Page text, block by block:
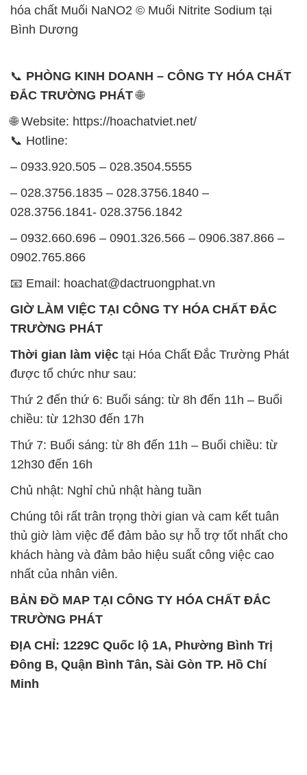
ĐẮC TRƯỜNG PHÁT 🌐
🌐 Website: https://hoachatviet.net/
– 0933.920.505 – 028.3504.5555
028.3756.1841- 028.3756.1842
0902.765.866
📧 Email: hoachat@dactruongphat.vn
TRƯỜNG PHÁT
được tổ chức như sau:
Thứ 2 đến thứ 6: Buổi sáng: từ 8h đến 11h – Buổi
chiều: từ 12h30 đến 17h
Thứ 7: Buổi sáng: từ 8h đến 11h – Buổi chiều: từ
12h30 đến 16h
Chủ nhật: Nghỉ chủ nhật hàng tuần
thủ giờ làm việc để đảm bảo sự hỗ trợ tốt nhất cho
khách hàng và đảm bảo hiệu suất công việc cao
nhất của nhân viên.
BẢN ĐỒ MAP TẠI CÔNG TY HÓA CHẤT ĐẮC
TRƯỜNG PHÁT
ĐỊA CHỈ: 1229C Quốc lộ 1A, Phường Bình Trị
Đông B, Quận Bình Tân, Sài Gòn TP. Hồ Chí
Minh